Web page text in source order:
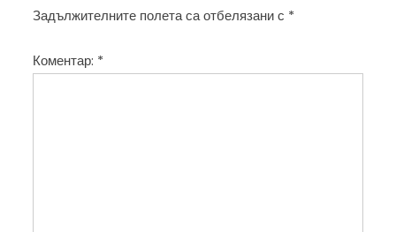
ц
я
Задължителните полета са отбелязани с *
Коментар: *